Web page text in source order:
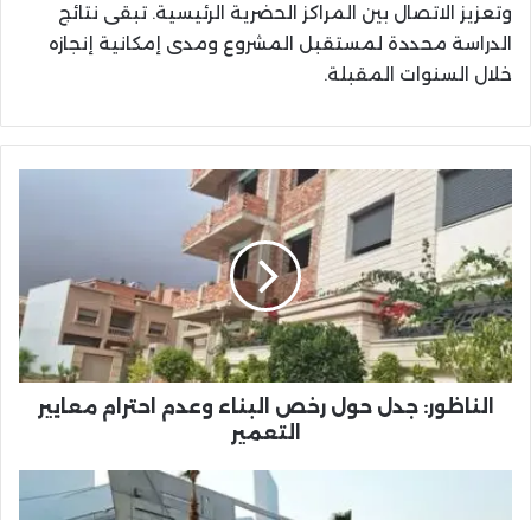
وتعزيز الاتصال بين المراكز الحضرية الرئيسية. تبقى نتائج
الدراسة محددة لمستقبل المشروع ومدى إمكانية إنجازه
خلال السنوات المقبلة.
الناظور:
جدل
رخص
البناء
وعدم
احترام
معايير
التعمير
الناظور: جدل حول رخص البناء وعدم احترام معايير
التعمير